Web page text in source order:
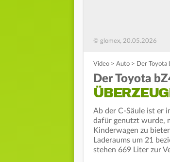
© glomex, 20.05.2026
Video > Auto > Der Toyota
Der Toyota
Ab der C-Säule ist er
dafür genutzt wurde,
Kinderwagen zu
Laderaums um 21
stehen 669 Liter zur